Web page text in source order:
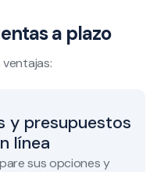
a plazo
y presupuestos
línea
sus opciones y